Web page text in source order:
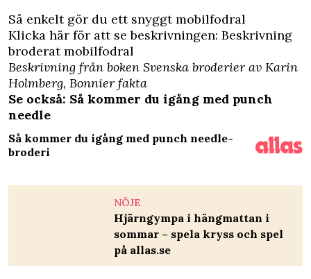
Så enkelt gör du ett snyggt mobilfodral
Klicka här för att se beskrivningen: Beskrivning
broderat mobilfodral
Beskrivning från boken Svenska broderier av Karin
Holmberg, Bonnier fakta
Se också: Så kommer du igång med punch
needle
Så kommer du igång med punch needle-
broderi
NÖJE
Hjärngympa i hängmattan i
sommar – spela kryss och spel
på allas.se